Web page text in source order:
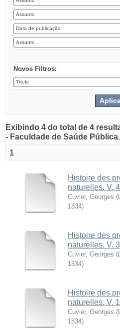
Novos Filtros:
Exibindo 4 do total de 4
- Faculdade de Saúde Pública.
1
Histoire des
naturelles. V.
Cuvier, Georges (
1834)
Histoire des
naturelles. V.
Cuvier, Georges (
1834)
Histoire des
naturelles. V.
Cuvier, Georges (
1834)